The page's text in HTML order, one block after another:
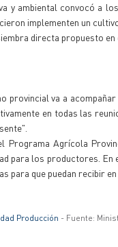
y ambiental convocó a
implementen un
directa propuesto
provincial va a
en todas las
Programa Agrícola
para los productores.
para que puedan recibir
Producción - Fuente: